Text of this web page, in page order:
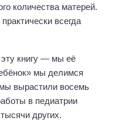
количества матерей.
всегда
книгу — мы её
мы делимся
вырастили восемь
в педиатрии
других.